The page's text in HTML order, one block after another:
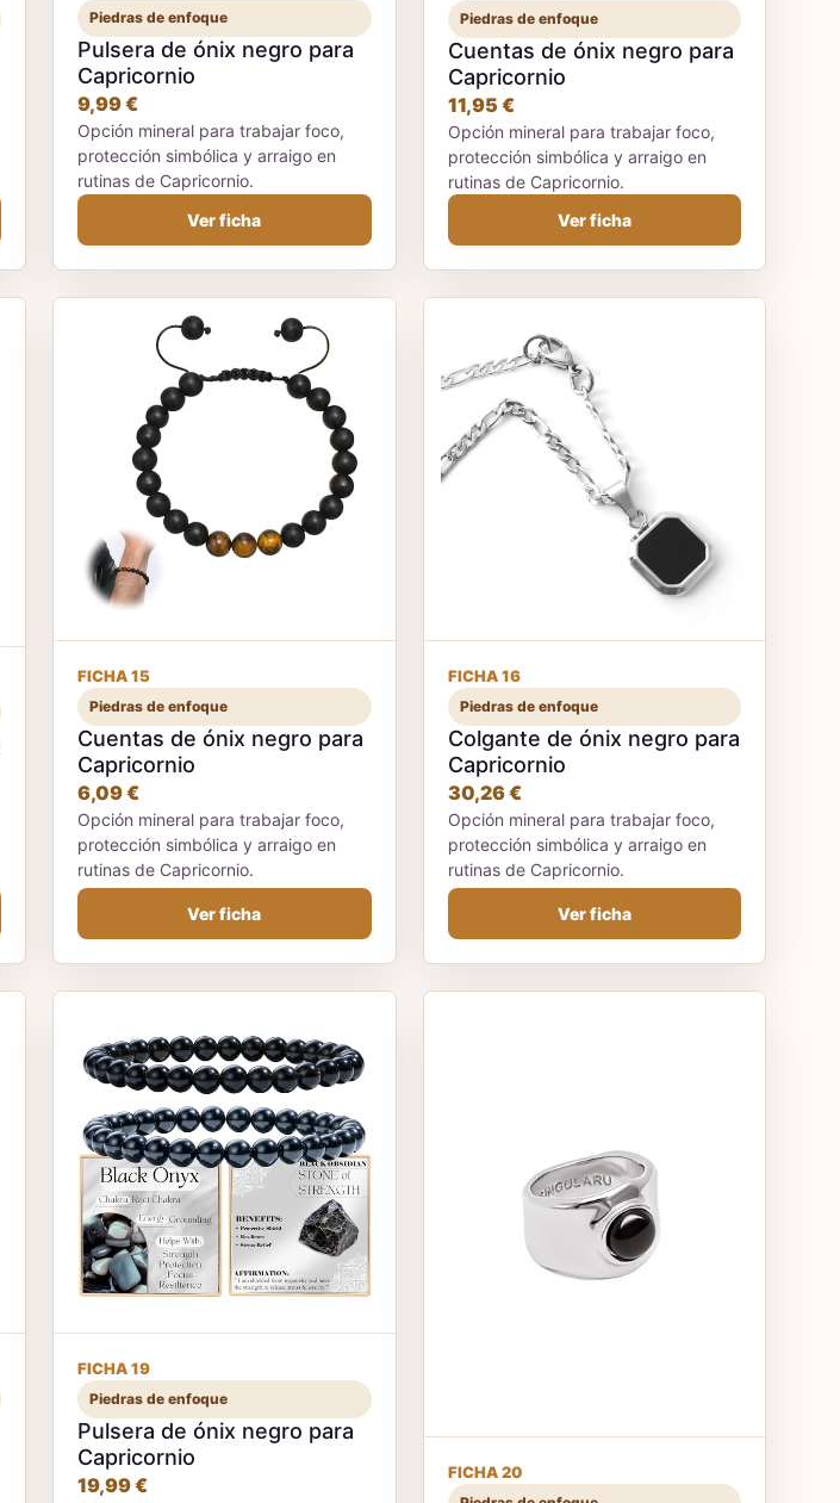
Piedras de enfoque
Pulsera de ónix negro para
Capricornio
9,99 €
Opción mineral para trabajar foco,
protección simbólica y arraigo en
rutinas de Capricornio.
Ver ficha
Piedras de enfoque
Cuentas de ónix negro para
Capricornio
11,95 €
Opción mineral para trabajar foco,
protección simbólica y arraigo en
rutinas de Capricornio.
Ver ficha
FICHA 15
Piedras de enfoque
Cuentas de ónix negro para
Capricornio
6,09 €
Opción mineral para trabajar foco,
protección simbólica y arraigo en
rutinas de Capricornio.
Ver ficha
FICHA 16
Piedras de enfoque
Colgante de ónix negro para
Capricornio
30,26 €
Opción mineral para trabajar foco,
protección simbólica y arraigo en
rutinas de Capricornio.
Ver ficha
FICHA 19
Piedras de enfoque
Pulsera de ónix negro para
Capricornio
19,99 €
FICHA 20